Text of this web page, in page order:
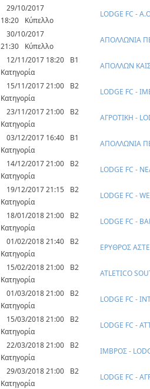
29/10/2017
18:20
Κύπελλο
LODGE FC -
30/10/2017
21:30
Κύπελλο
ΑΠΟΛΛΩΝΙΑ
12/11/2017 18:20
Β1
Κατηγορία
ΑΠΟΛΛΩΝ
15/11/2017 21:00
Β2
Κατηγορία
LODGE FC -
23/11/2017 21:00
Β2
Κατηγορία
ΑΓΡΟΤΙΚΗ -
03/12/2017 16:40
Β1
Κατηγορία
ΑΠΟΛΛΩΝΙΑ
14/12/2017 21:00
Β2
Κατηγορία
LODGE FC -
19/12/2017 21:15
Β2
Κατηγορία
LODGE FC -
18/01/2018 21:00
Β2
Κατηγορία
LODGE FC -
01/02/2018 21:40
Β2
Κατηγορία
ΕΡΥΘΡΟΣ
15/02/2018 21:00
Β2
Κατηγορία
ATLETICO
01/03/2018 21:00
Β2
Κατηγορία
LODGE FC -
15/03/2018 21:00
Β2
Κατηγορία
LODGE FC -
22/03/2018 21:00
Β2
Κατηγορία
ΙΜΒΡΟΣ -
29/03/2018 21:00
Β2
Κατηγορία
LODGE FC -